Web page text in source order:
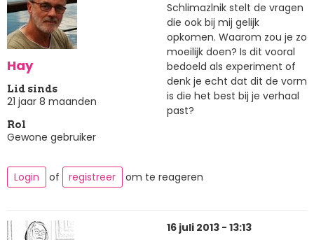
Hay
Lid sinds
21 jaar 8 maanden
Rol
Gewone gebruiker
Schlimazlnik stelt de vragen
die ook bij mij gelijk
opkomen. Waarom zou je zo
moeilijk doen? Is dit vooral
bedoeld als experiment of
denk je echt dat dit de vorm
is die het best bij je verhaal
past?
Login of registreer om te reageren
16 juli 2013 - 13:13